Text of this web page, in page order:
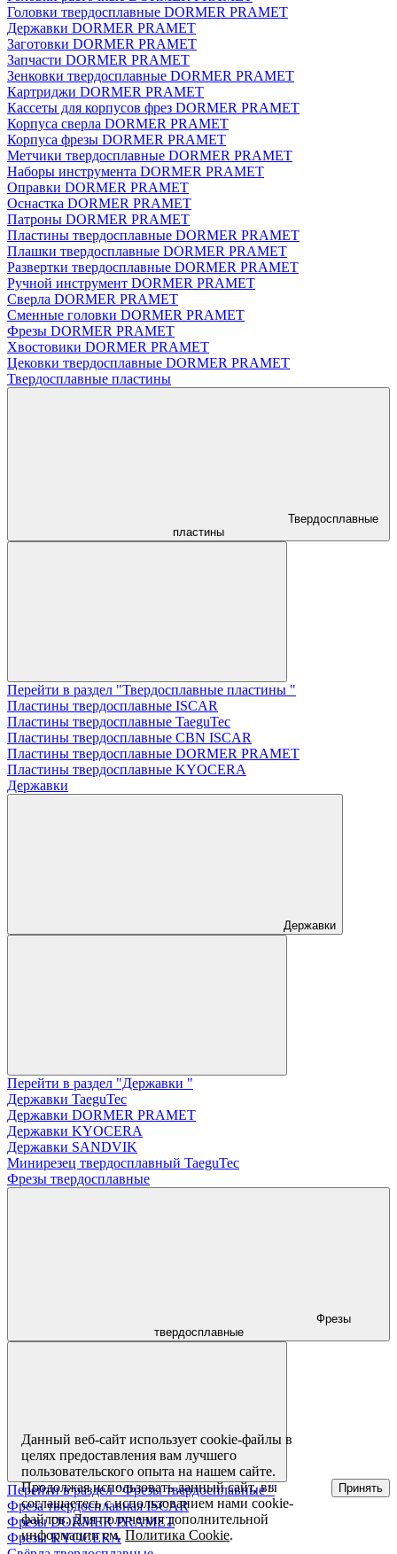
Головки твердосплавные DORMER PRAMET
Державки DORMER PRAMET
Заготовки DORMER PRAMET
Запчасти DORMER PRAMET
Зенковки твердосплавные DORMER PRAMET
Картриджи DORMER PRAMET
Кассеты для корпусов фрез DORMER PRAMET
Корпуса сверла DORMER PRAMET
Корпуса фрезы DORMER PRAMET
Метчики твердосплавные DORMER PRAMET
Наборы инструмента DORMER PRAMET
Оправки DORMER PRAMET
Оснастка DORMER PRAMET
Патроны DORMER PRAMET
Пластины твердосплавные DORMER PRAMET
Плашки твердосплавные DORMER PRAMET
Развертки твердосплавные DORMER PRAMET
Ручной инструмент DORMER PRAMET
Сверла DORMER PRAMET
Сменные головки DORMER PRAMET
Фрезы DORMER PRAMET
Хвостовики DORMER PRAMET
Цековки твердосплавные DORMER PRAMET
Твердосплавные пластины
Твердосплавные
пластины
Перейти в раздел "Твердосплавные пластины "
Пластины твердосплавные ISCAR
Пластины твердосплавные TaeguTec
Пластины твердосплавные CBN ISCAR
Пластины твердосплавные DORMER PRAMET
Пластины твердосплавные KYOCERA
Державки
Державки
Перейти в раздел "Державки "
Державки TaeguTec
Державки DORMER PRAMET
Державки KYOCERA
Державки SANDVIK
Минирезец твердосплавный TaeguTec
Фрезы твердосплавные
Фрезы
твердосплавные
Перейти в раздел "Фрезы твердосплавные "
Фреза твердосплавная ISCAR
Фрезы DORMER PRAMET
Фрезы KYOCERA
Данный веб-сайт использует cookie-файлы в
целях предоставления вам лучшего
пользовательского опыта на нашем сайте.
Продолжая использовать данный сайт, вы
соглашаетесь с использованием нами cookie-
файлов. Для получения дополнительной
информации см.Политика Cookie.
Принять